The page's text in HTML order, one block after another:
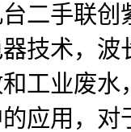
二手联
技术，
工业废
应用，